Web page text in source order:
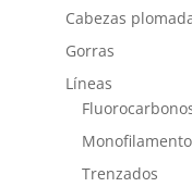
Cabezas
Gorras
Líneas
Trenzados